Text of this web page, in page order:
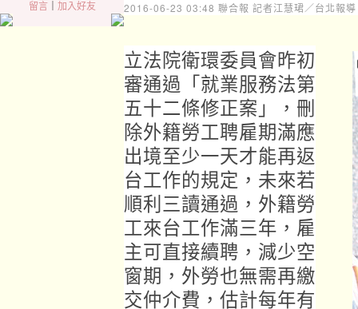
留言｜ 加入好友 2016-06-23 03:48 聯合報 記者江慧珺／台北報導
立法院衛環委員會昨初
審通過「就業服務法第
五十二條修正案」，刪
除外籍勞工聘雇期滿應
出境至少一天才能再返
台工作的規定，未來若
順利三讀通過，外籍勞
工來台工作滿三年，雇
主可直接續聘，減少空
窗期，外勞也無需再繳
交仲介費，估計每年有